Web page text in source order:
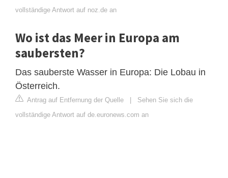
vollständige Antwort auf noz.de an
Wo ist das Meer in Europa am
saubersten?
Das sauberste Wasser in Europa: Die Lobau in
Österreich.
Antrag auf Entfernung der Quelle
Sehen Sie sich die
vollständige Antwort auf de.euronews.com an